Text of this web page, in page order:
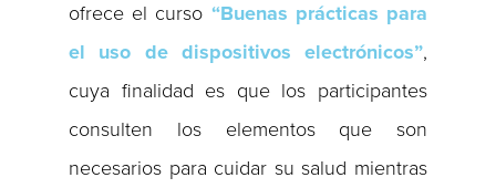
ofrece el curso “Buenas prácticas para
el uso de dispositivos electrónicos”,
cuya finalidad es que los participantes
consulten los elementos que son
necesarios para cuidar su salud mientras